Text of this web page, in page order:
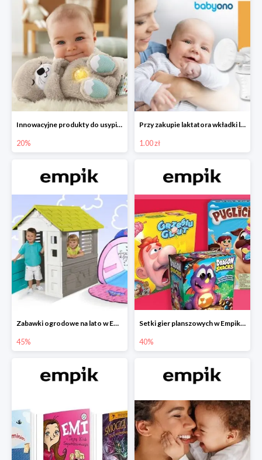
Innowacyjne produkty do usypiania w Empiku -20%
20%
Przy zakupie laktatora wkładki laktacyjne za 1 zł!
1.00 zł
Zabawki ogrodowe na lato w Empiku do -45%
45%
Setki gier planszowych w Empiku do -40%
40%